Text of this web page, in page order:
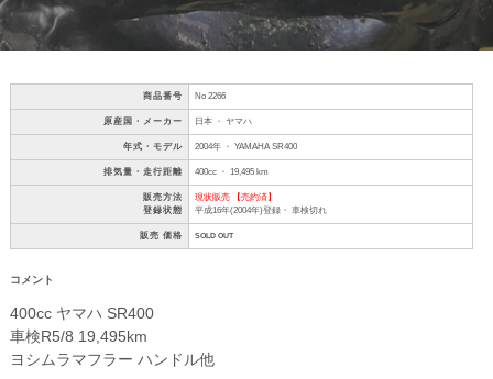
商品番号 No 2266
原産国・メーカー 日本 ・ ヤマハ
年式・モデル 2004年 ・ YAMAHA SR400
排気量・走行距離 400cc ・ 19,495 km
販売方法
登録状態
現状販売 【売約済】
平成16年(2004年)登録・ 車検切れ
販売 価格 SOLD OUT
コメント
400cc ヤマハ SR400
車検R5/8 19,495km
ヨシムラマフラー ハンドル他